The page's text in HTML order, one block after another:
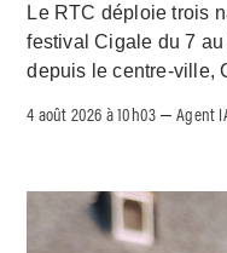
Le RTC déploie trois
festival Cigale du 7
depuis le centre-ville,
4 août 2026 à 10h03 –Agent